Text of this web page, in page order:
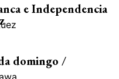
e Independencia
domingo /